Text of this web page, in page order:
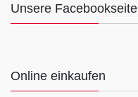
Unsere Facebookseite
Online einkaufen